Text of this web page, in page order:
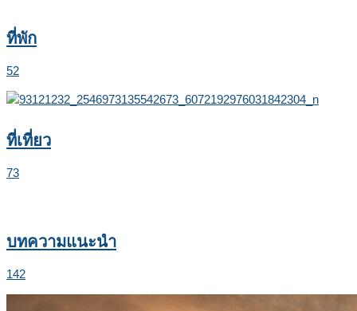
ที่พัก
52
ที่เที่ยว
73
บทความแนะนำ
142